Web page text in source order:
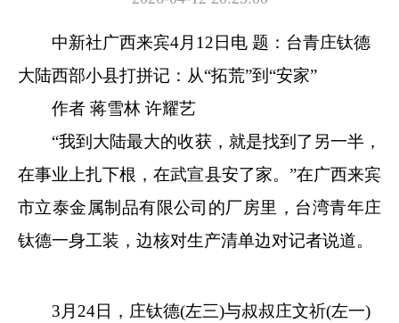
中新社广西来宾4月12日电 题：台青庄钛德
大陆西部小县打拼记：从“拓荒”到“安家”
作者 蒋雪林 许耀艺
“我到大陆最大的收获，就是找到了另一半，
在事业上扎下根，在武宣县安了家。”在广西来宾
市立泰金属制品有限公司的厂房里，台湾青年庄
钛德一身工装，边核对生产清单边对记者说道。
3月24日，庄钛德(左三)与叔叔庄文祈(左一)